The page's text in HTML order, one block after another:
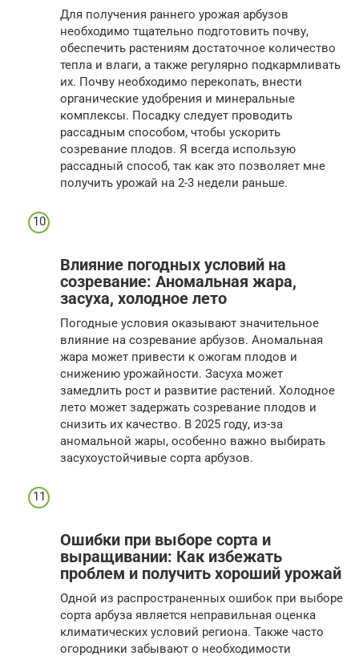
Для получения раннего урожая арбузов
необходимо тщательно подготовить почву,
обеспечить растениям достаточное количество
тепла и влаги, а также регулярно подкармливать
их. Почву необходимо перекопать, внести
органические удобрения и минеральные
комплексы. Посадку следует проводить
рассадным способом, чтобы ускорить
созревание плодов. Я всегда использую
рассадный способ, так как это позволяет мне
получить урожай на 2-3 недели раньше.
Влияние погодных условий на
созревание: Аномальная жара,
засуха, холодное лето
Погодные условия оказывают значительное
влияние на созревание арбузов. Аномальная
жара может привести к ожогам плодов и
снижению урожайности. Засуха может
замедлить рост и развитие растений. Холодное
лето может задержать созревание плодов и
снизить их качество. В 2025 году, из-за
аномальной жары, особенно важно выбирать
засухоустойчивые сорта арбузов.
Ошибки при выборе сорта и
выращивании: Как избежать
проблем и получить хороший урожай
Одной из распространенных ошибок при выборе
сорта арбуза является неправильная оценка
климатических условий региона. Также часто
огородники забывают о необходимости